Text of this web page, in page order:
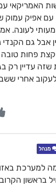
האמריקאי
אפיק עמוק
אבל גם
פחות טובה
עדיין רק
אחרי
מנהל
למערכת
בראשון הקרוב